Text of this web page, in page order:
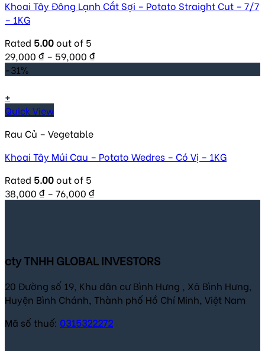
Khoai Tây Đông Lạnh Cắt Sợi – Potato Straight Cut – 7/7
– 1KG
Rated 5.00out of 5
29,000 ₫ – 59,000 ₫
-31%
+
Quick View
Rau Củ – Vegetable
Khoai Tây Múi Cau – Potato Wedres – Có Vị – 1KG
Rated 5.00out of 5
38,000 ₫ – 76,000 ₫
cty TNHH GLOBAL INVESTORS
20 Đường số 19, Khu dân cư Bình Hưng , Xã Bình Hưng,
Huyện Bình Chánh, Thành phố Hồ Chí Minh, Việt Nam
Mã số thuế: 0315322272